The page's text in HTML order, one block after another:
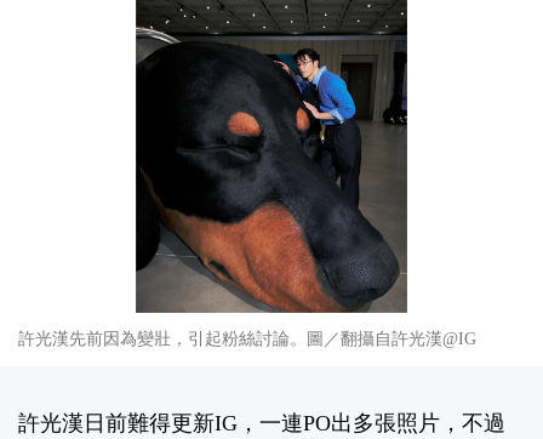
許光漢先前因為變壯，引起粉絲討論。圖／翻攝自許光漢@IG
許光漢日前難得更新IG，一連PO出多張照片，不過